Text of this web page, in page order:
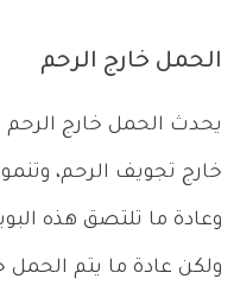
الحمل خارج الرحم
يحدث الحمل خارج
خارج تجويف الرحم،
وعادة ما تلتصق هذه
ولكن عادة ما يتم الحمل